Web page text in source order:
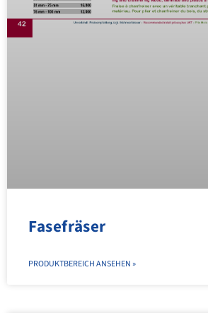
Fasefräser
PRODUKTBEREICH ANSEHEN »